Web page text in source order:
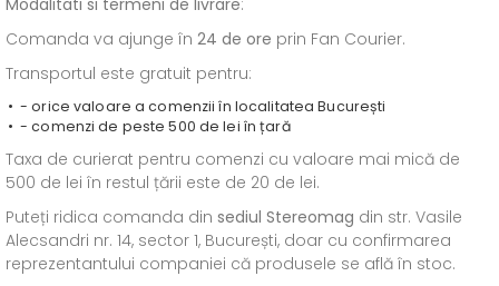
Modalitati si termeni de livrare:
Comanda va ajunge în 24 de ore prin Fan Courier.
Transportul este gratuit pentru:
- orice valoare a comenzii în localitatea București
- comenzi de peste 500 de lei în țară
Taxa de curierat pentru comenzi cu valoare mai mică de
500 de lei în restul țării este de 20 de lei.
Puteți ridica comanda din sediul Stereomag din str. Vasile
Alecsandri nr. 14, sector 1, București, doar cu confirmarea
reprezentantului companiei că produsele se află în stoc.